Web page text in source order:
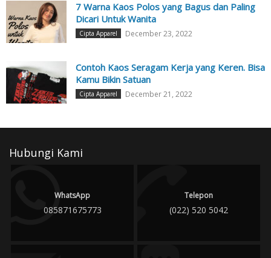
7 Warna Kaos Polos yang Bagus dan Paling
Dicari Untuk Wanita
Cipta Apparel December 23, 2022
Contoh Kaos Seragam Kerja yang Keren. Bisa
Kamu Bikin Satuan
Cipta Apparel December 21, 2022
Hubungi Kami
WhatsApp
085871675773
Telepon
(022) 520 5042